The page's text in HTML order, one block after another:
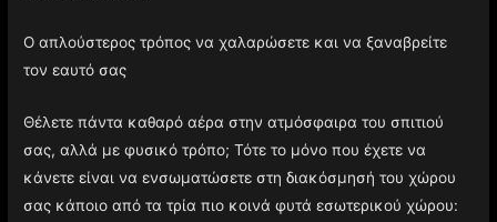
Ο απλούστερος τρόπος να χαλαρώσετε και να ξαναβρείτε
τον εαυτό σας
Θέλετε πάντα καθαρό αέρα στην ατμόσφαιρα του σπιτιού
σας, αλλά με φυσικό τρόπο; Τότε το μόνο που έχετε να
κάνετε είναι να ενσωματώσετε στη διακόσμησή του χώρου
σας κάποιο από τα τρία πιο κοινά φυτά εσωτερικού χώρου: